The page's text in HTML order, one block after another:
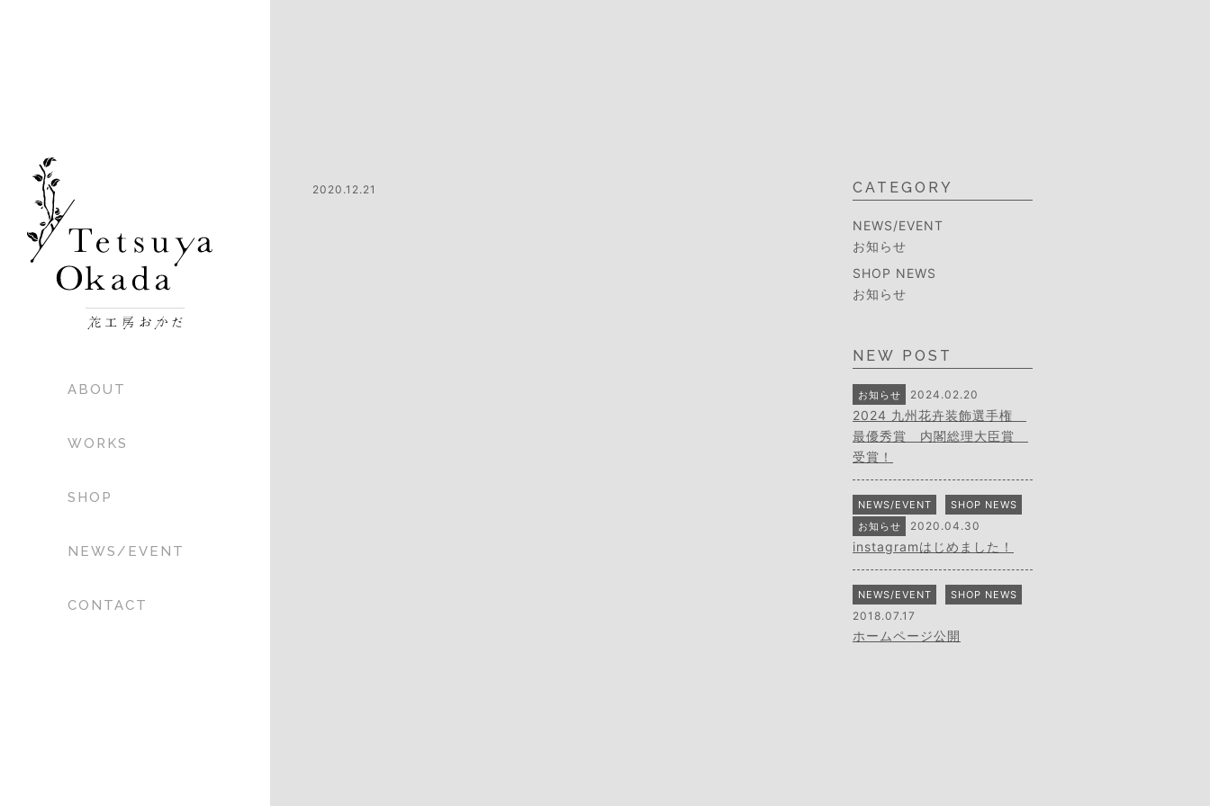
ABOUT
WORKS
SHOP
NEWS/EVENT
CONTACT
2020.12.21 CATEGORY
NEWS/EVENT
お知らせ
SHOP NEWS
お知らせ
NEW POST
お知らせ 2024.02.20
2024 九州花卉装飾選手権
最優秀賞 内閣総理大臣賞
受賞！
NEWS/EVENT
SHOP NEWS
お知らせ
2020.04.30
instagramはじめました！
NEWS/EVENT SHOP NEWS
2018.07.17
ホームページ公開